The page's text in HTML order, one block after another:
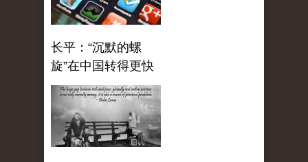
长平：“沉默的螺
旋”在中国转得更快